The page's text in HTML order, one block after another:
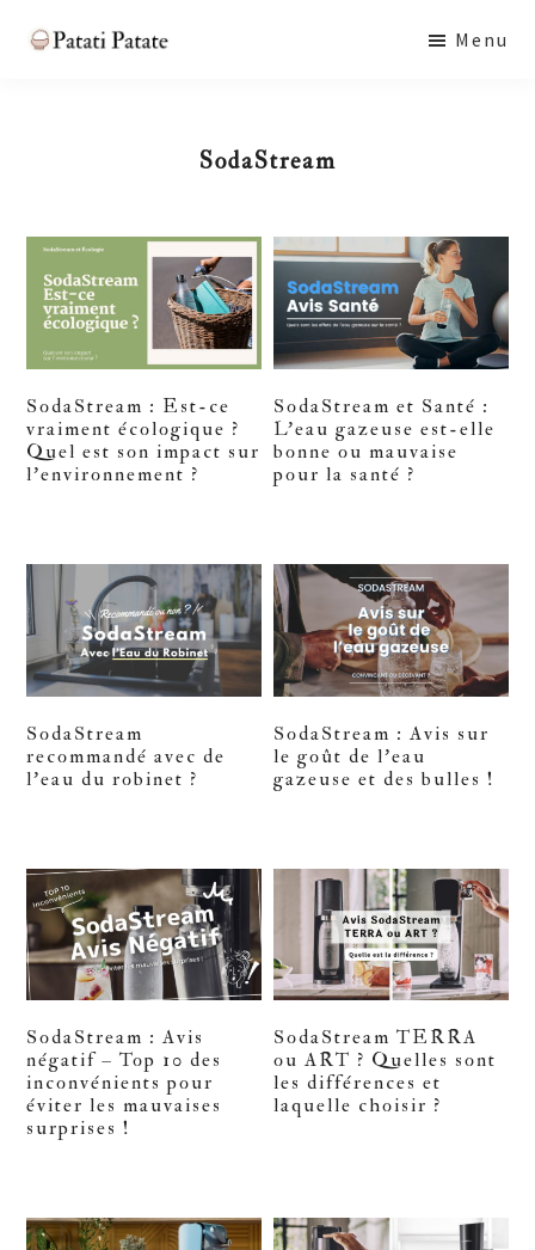
Menu
SodaStream
SodaStream : Est-ce
vraiment écologique ?
Quel est son impact sur
l’environnement ?
SodaStream et Santé :
L’eau gazeuse est-elle
bonne ou mauvaise
pour la santé ?
SodaStream
recommandé avec de
l’eau du robinet ?
SodaStream : Avis sur
le goût de l’eau
gazeuse et des bulles !
SodaStream : Avis
négatif – Top 10 des
inconvénients pour
éviter les mauvaises
surprises !
SodaStream TERRA
ou ART ? Quelles sont
les différences et
laquelle choisir ?